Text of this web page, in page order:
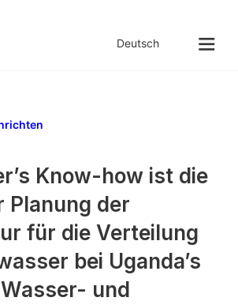
Know-how ist die
Planung der
für die Verteilung
bei Uganda’s
und